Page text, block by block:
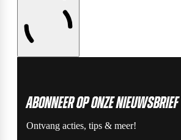
ABonneer op onze nieuwsbrief
Ontvang acties, tips & meer!